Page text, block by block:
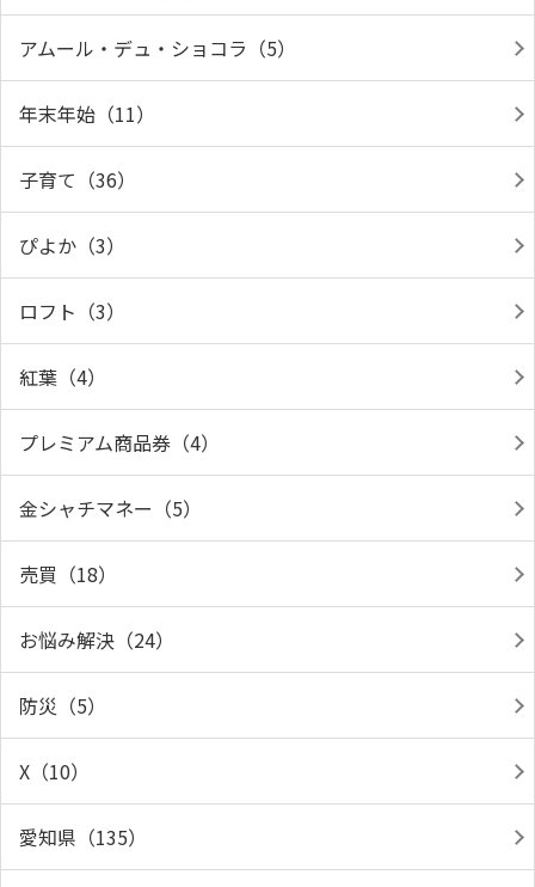
アムール・デュ・ショコラ（5）
年末年始（11）
子育て（36）
ぴよか（3）
ロフト（3）
紅葉（4）
プレミアム商品券（4）
金シャチマネー（5）
売買（18）
お悩み解決（24）
防災（5）
X（10）
愛知県（135）